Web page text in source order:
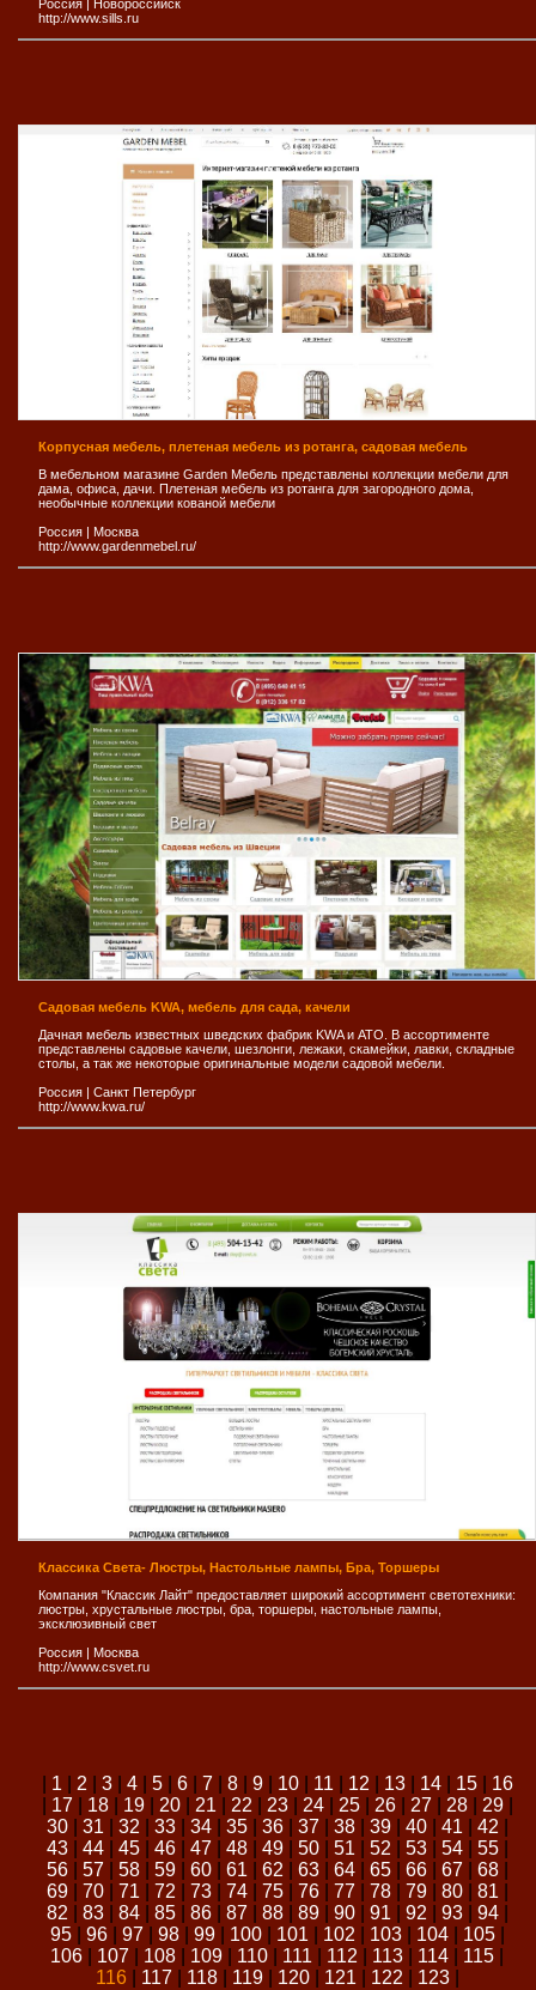
Россия
Новороссийск
http://www.sills.ru
Корпусная мебель, плетеная мебель из ротанга, садовая мебель
В мебельном магазине Garden Мебель представлены коллекции мебели для
дама, офиса, дачи. Плетеная мебель из ротанга для загородного дома,
необычные коллекции кованой мебели
Россия
Москва
http://www.gardenmebel.ru/
Садовая мебель KWA, мебель для сада, качели
Дачная мебель известных шведских фабрик KWA и АТО. В ассортименте
представлены садовые качели, шезлонги, лежаки, скамейки, лавки, складные
столы, а так же некоторые оригинальные модели садовой мебели.
Россия | Санкт Петербург
http://www.kwa.ru/
Классика Света- Люстры, Настольные лампы, Бра, Торшеры
Компания "Классик Лайт" предоставляет широкий ассортимент светотехники:
люстры, хрустальные люстры, бра, торшеры, настольные лампы,
эксклюзивный свет
Россия | Москва
http://www.csvet.ru
1 2 3| 4| 5| 6| 7| 8| 9| 10| 11 12 13| 14| 15| 16
17| 18| 19| 20| 21 22 23| 24| 25| 26| 27| 28| 29|
30| 31 32 33| 34| 35| 36| 37| 38| 39| 40| 41 42
43| 44| 45| 46| 47| 48| 49| 50| 51 52 53| 54| 55|
56| 57| 58| 59| 60| 61 62 63| 64| 65| 66| 67| 68|
69| 70| 71 72 73| 74| 75| 76| 77| 78| 79| 80| 81
82
83| 84| 85| 86| 87| 88| 89| 90| 91 92 93| 94|
95| 96| 97| 98| 99| 100| 101 102 103| 104| 105|
106
107 108 109 110 111 112 113 114 115
116
117| 118| 119| 120| 121 122 123|